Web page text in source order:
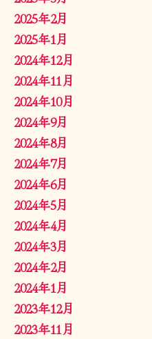
2025年2月
2025年1月
2024年12月
2024年11月
2024年10月
2024年9月
2024年8月
2024年7月
2024年6月
2024年5月
2024年4月
2024年3月
2024年2月
2024年1月
2023年12月
2023年11月